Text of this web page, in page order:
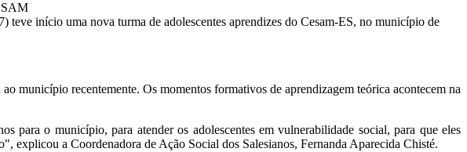
teve início uma nova turma de adolescentes aprendizes do Cesam-ES, no município de
município recentemente. Os momentos formativos de aprendizagem teórica acontecem na
para o município, para atender os adolescentes em vulnerabilidade social, para que eles
explicou a Coordenadora de Ação Social dos Salesianos, Fernanda Aparecida Chisté.